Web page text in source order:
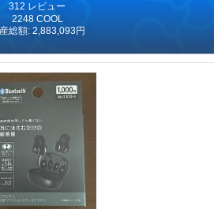
312 レビュー
2248 COOL
総額: 2,883,093円